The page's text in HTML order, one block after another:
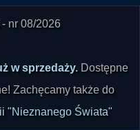
w sprzedaży. Dostępne
Zachęcamy także do
"Nieznanego Świata"